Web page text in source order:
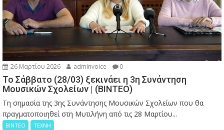
26 Μαρτίου 2026 adminvoice 0
Το Σάββατο (28/03) ξεκινάει η 3η Συνάντηση
Μουσικών Σχολείων | (ΒΙΝΤΕΟ)
Τη σημασία της 3ης Συνάντησης Μουσικών Σχολείων που θα
πραγματοποιηθεί στη Μυτιλήνη από τις 28 Μαρτίου...
ΒΙΝΤΕΟ ΤΕΧΝΗ